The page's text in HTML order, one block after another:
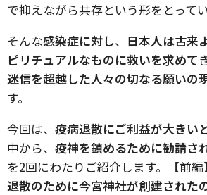
で抑えながら共存という形をとってい
そんな感染症に対し、 日本人は古来
ピリチュアルなものに救いを求めて
迷信を超越した人々の切なる願いの
す。
今回は、 疫病退散にご利益が大きい
中から、 疫神を鎮めるために勧請さ
を2回にわたりご紹介します。【前編
退散のために今宮神社が創建された